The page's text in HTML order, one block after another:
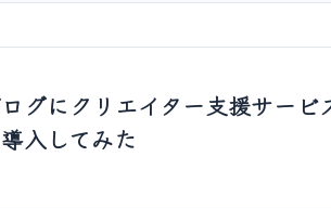
グにクリエイター支援サービ
入してみた